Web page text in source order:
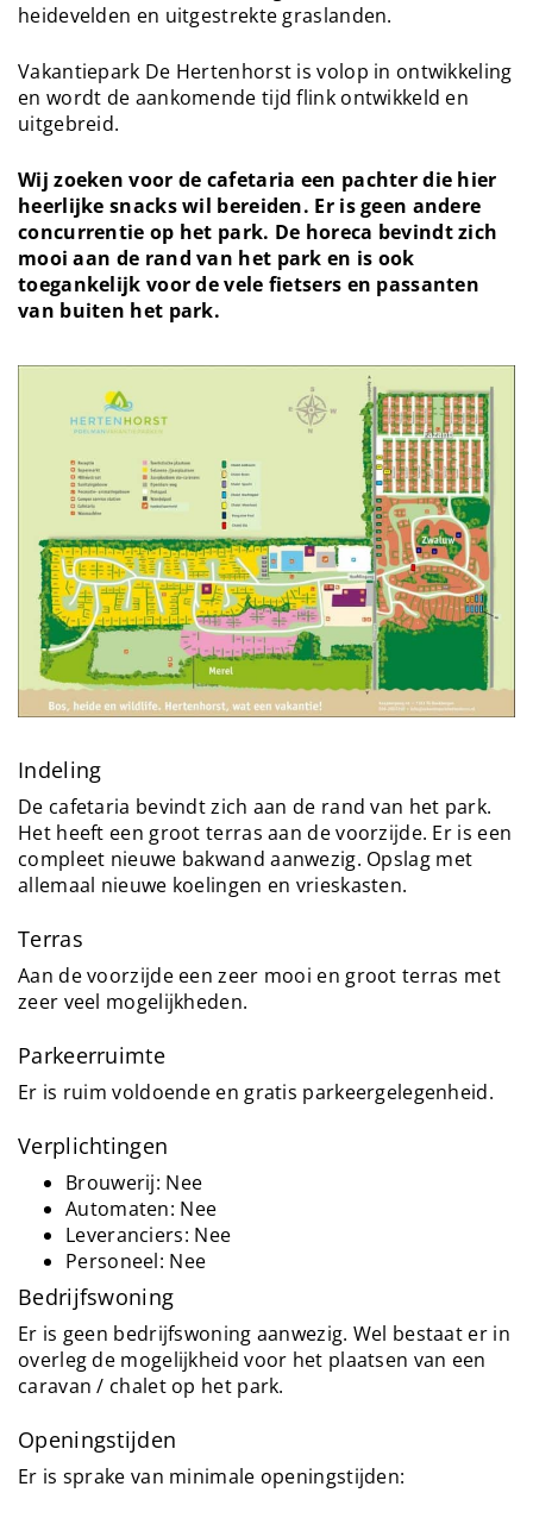
heidevelden en uitgestrekte graslanden.
Vakantiepark De Hertenhorst is volop in ontwikkeling
en wordt de aankomende tijd flink ontwikkeld en
uitgebreid.
Wij zoeken voor de cafetaria een pachter die hier
heerlijke snacks wil bereiden. Er is geen andere
concurrentie op het park. De horeca bevindt zich
mooi aan de rand van het park en is ook
toegankelijk voor de vele fietsers en passanten
van buiten het park.
Indeling
De cafetaria bevindt zich aan de rand van het park.
Het heeft een groot terras aan de voorzijde. Er is een
compleet nieuwe bakwand aanwezig. Opslag met
allemaal nieuwe koelingen en vrieskasten.
Terras
Aan de voorzijde een zeer mooi en groot terras met
zeer veel mogelijkheden.
Parkeerruimte
Er is ruim voldoende en gratis parkeergelegenheid.
Verplichtingen
Brouwerij: Nee
Automaten: Nee
Leveranciers: Nee
Personeel: Nee
Bedrijfswoning
Er is geen bedrijfswoning aanwezig. Wel bestaat er in
overleg de mogelijkheid voor het plaatsen van een
caravan / chalet op het park.
Openingstijden
Er is sprake van minimale openingstijden: